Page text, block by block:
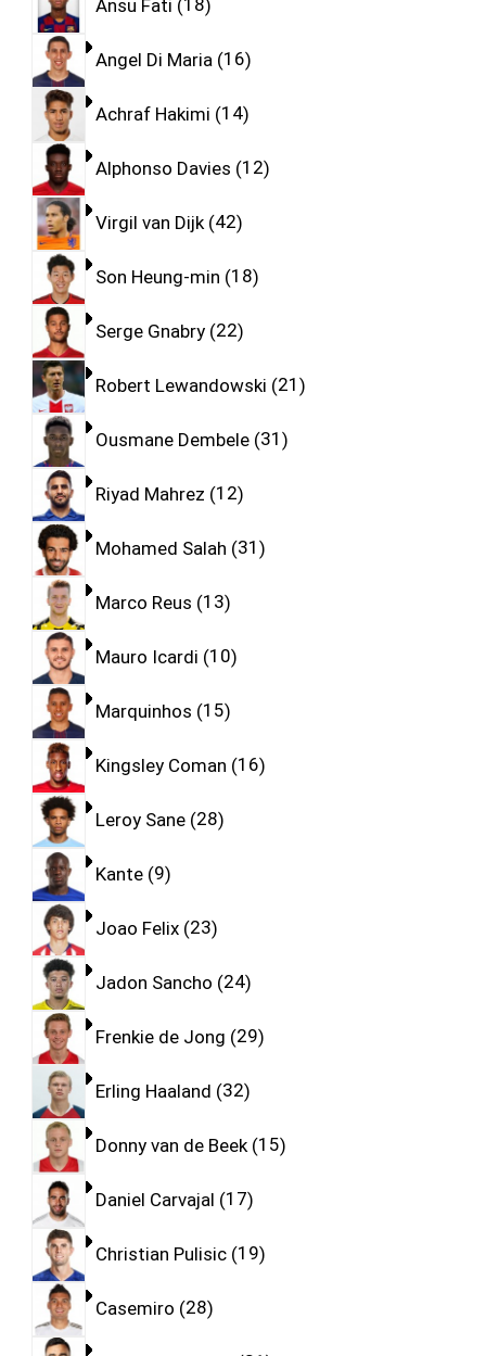
Ansu Fati 18
Angel Di Maria 16
Achraf Hakimi 14
Alphonso Davies 12
Virgil van Dijk 42
Son Heung-min 18
Serge Gnabry 22
Robert Lewandowski 21
Ousmane Dembele 31
Riyad Mahrez 12
Mohamed Salah 31
Marco Reus 13
Mauro Icardi 10
Marquinhos 15
Kingsley Coman 16
Leroy Sane 28
Kante 9
Joao Felix 23
Jadon Sancho 24
Frenkie de Jong 29
Erling Haaland 32
Donny van de Beek 15
Daniel Carvajal 17
Christian Pulisic 19
Casemiro 28